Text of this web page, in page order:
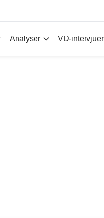
Analyser VD-intervjuer